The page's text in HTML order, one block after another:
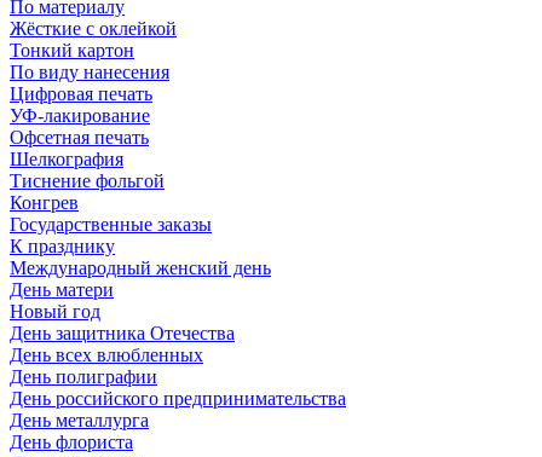
По материалу
Жёсткие с оклейкой
Тонкий картон
По виду нанесения
Цифровая печать
УФ-лакирование
Офсетная печать
Шелкография
Тиснение фольгой
Конгрев
Государственные заказы
К празднику
Международный женский день
День матери
Новый год
День защитника Отечества
День всех влюбленных
День полиграфии
День российского предпринимательства
День металлурга
День флориста